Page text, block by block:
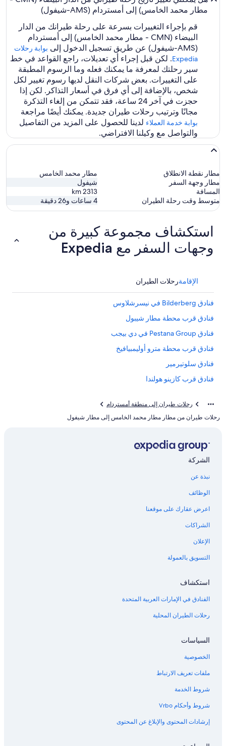
مطار محمد الخامس) إلى أمستردام (AMS-شيفول)
قم بإجراء التغييرات بسرعة على رحلة طيرانك من الدار
البيضاء (CMN - مطار محمد الخامس) إلى أمستردام
(AMS-شيفول) عن طريق تسجيل الدخول إلى
بوابة رحلات
Expedia‏. لكن قبل إجراء أي تعديلات، راجع القواعد في خط
سير رحلتك لمعرفة ما يمكنك فعله وما الرسوم المطبقة
على التغييرات. بعض شركات النقل لديها رسوم تغيير لكل
شخص، بالإضافة إلى أي فرق في أسعار التذاكر. لكن إذا
حجزت في آخر 24 ساعة، فقد تتمكن من إلغاء التذكرة
مجانًا وترتيب رحلات طيران جديدة. يمكنك أيضًا مراجعة
بوابة خدمة العملاء لدينا للحصول على المزيد من التفاصيل
والتواصل مع وكيلنا الافتراضي.
مطار نقطة الانطلاق
مطار محمد الخامس
مطار وجهة السفر
شيفول
المسافة
2313
km
متوسط وقت رحلة الطيران
4 ساعات و26 دقيقة
استكشاف مجموعة كبيرة من
وجهات السفر مع Expedia
الإقامةرحلات الطيران
فنادق Bilderberg في نيسرشلاوس
فنادق قرب محطة مطار شيبول
فنادق Pestana Group في دي بيجب
فنادق قرب محطة مترو أوليمبيافيخ
فنادق سلوتيرمير
فنادق قرب كازينو هولندا
فنادق قرب محطة مترو لان في فلاندرن
رحلات طيران إلى منطقة أمستردام
رحلات طيران من مطار مطار محمد الخامس إلى مطار شيفول
الشركة
نبذة عن
الوظائف
اعرض عقارك على موقعنا
الشراكات
الإعلان
التسويق بالعمولة
استكشاف
الفنادق في الإمارات العربية المتحدة
رحلات الطيران المحلية
السياسات
الخصوصية
ملفات تعريف الارتباط
شروط الخدمة
شروط وأحكام Vrbo
إرشادات المحتوى والإبلاغ عن المحتوى